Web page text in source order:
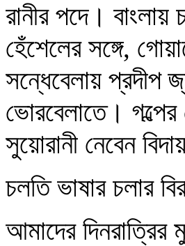
রানীর পদে। বাংলায়
হেঁশেলের সঙ্গে,
সন্ধেবেলায় প্রদীপ
ভোরবেলাতে।
সুয়োরানী নেবেন
চলতি ভাষার চলার
আমাদের দিনরাত্রির